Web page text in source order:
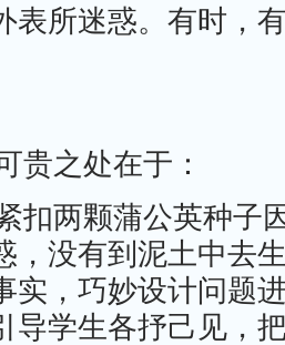
表所迷惑。有时，
贵之处在于：
扣两颗蒲公英种子
，没有到泥土中去
实，巧妙设计问题
导学生各抒己见，